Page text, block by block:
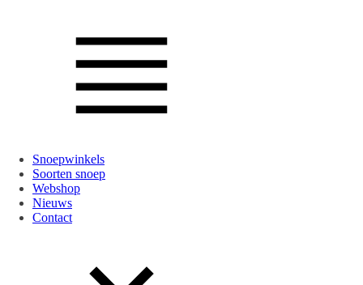
Snoepwinkels
Soorten snoep
Webshop
Nieuws
Contact